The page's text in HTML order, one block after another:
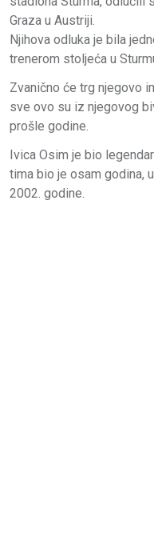
Graza u Austriji.
Njihova odluka je bila
trenerom stoljeća u
Zvanično će trg njegovo
sve ovo su iz njegovog
prošle godine.
Ivica Osim je bio
tima bio je osam godina,
2002. godine.